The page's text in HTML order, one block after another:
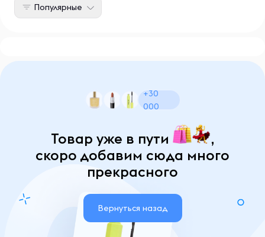
Популярные
+30
000
Товар уже в пути
,
скоро добавим сюда много
прекрасного
Вернуться назад